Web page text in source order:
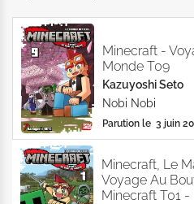
Minecraft -
Monde T09
Kazuyoshi Seto
Nobi Nobi
Parution le 3 juin
Minecraft, Le
Voyage Au
Minecraft T01 -